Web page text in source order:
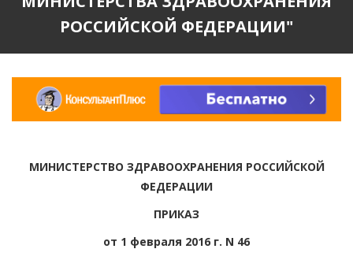
РОССИЙСКОЙ ФЕДЕРАЦИИ"
МИНИСТЕРСТВО ЗДРАВООХРАНЕНИЯ РОССИЙСКОЙ
ФЕДЕРАЦИИ
ПРИКАЗ
от 1 февраля 2016 г. N 46